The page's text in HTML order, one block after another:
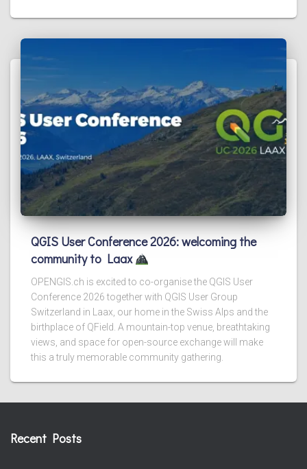
QGIS User Conference 2026: welcoming the
community to Laax
OPENGIS.ch is excited to co-organise the QGIS User
Conference 2026 together with QGIS User Group
Switzerland in Laax, our home in the Swiss Alps and the
birthplace of QField. A mountain-top venue, breathtaking
views, and space for open-source exchange will make
this a truly memorable community gathering.
Recent Posts